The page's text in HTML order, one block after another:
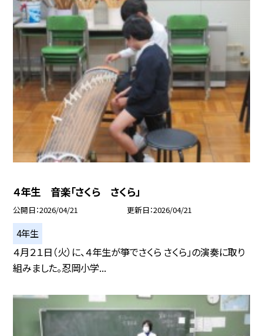
４年生 音楽「さくら さくら」
公開日 2026/04/21 更新日 2026/04/21
4年生
４月２１日（火）に、４年生が箏でさくら さくら」の演奏に取り
組みました。忍岡小学...